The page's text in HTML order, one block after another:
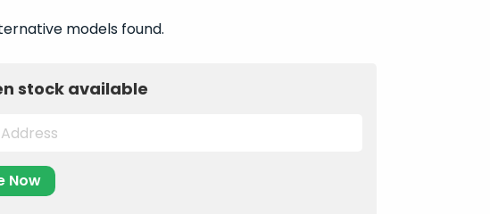
models found.
stock available